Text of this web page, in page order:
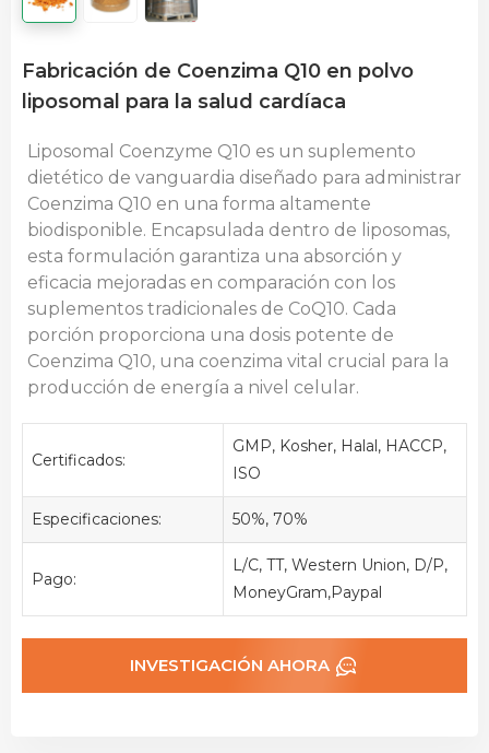
Fabricación de Coenzima Q10 en polvo
liposomal para la salud cardíaca
Liposomal Coenzyme Q10 es un suplemento
dietético de vanguardia diseñado para administrar
Coenzima Q10 en una forma altamente
biodisponible. Encapsulada dentro de liposomas,
esta formulación garantiza una absorción y
eficacia mejoradas en comparación con los
suplementos tradicionales de CoQ10. Cada
porción proporciona una dosis potente de
Coenzima Q10, una coenzima vital crucial para la
producción de energía a nivel celular.
Certificados:
GMP, Kosher, Halal, HACCP,
ISO
Especificaciones: 50%, 70%
Pago:
L/C, TT, Western Union, D/P,
MoneyGram,Paypal
INVESTIGACIÓN AHORA